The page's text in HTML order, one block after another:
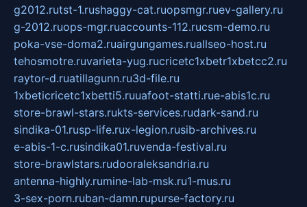
g2012.rutst-1.rushaggy-cat.ruopsmgr.ruev-gallery.ru
g-2012.ruops-mgr.ruaccounts-112.rucsm-demo.ru
poka-vse-doma2.ruairgungames.ruallseo-host.ru
tehosmotre.ruvarieta-yug.rucricetc1xbetr1xbetcc2.ru
raytor-d.ruatillagunn.ru3d-file.ru
1xbeticricetc1xbetti5.ruuafoot-statti.rue-abis1c.ru
store-brawl-stars.rukts-services.rudark-sand.ru
sindika-01.rusp-life.rux-legion.rusib-archives.ru
e-abis-1-c.rusindika01.ruvenda-festival.ru
store-brawlstars.rudooraleksandria.ru
antenna-highly.rumine-lab-msk.ru1-mus.ru
3-sex-porn.ruban-damn.rupurse-factory.ru